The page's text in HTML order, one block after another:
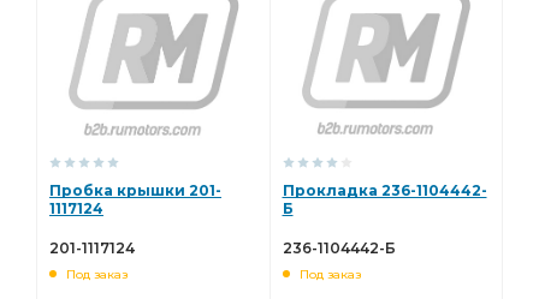
Пробка крышки 201-
1117124
201-1117124
Под заказ
Прокладка 236-1104442-
Б
236-1104442-Б
Под заказ